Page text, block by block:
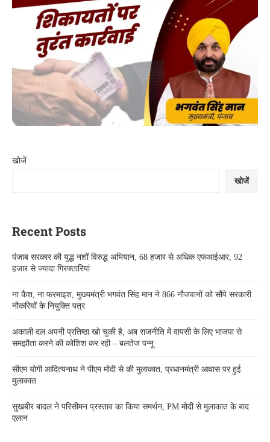
खोजें
खोजें
Recent Posts
पंजाब सरकार की युद्ध नशों विरुद्ध अभियान, 68 हजार से अधिक एफआईआर, 92
हजार से ज्यादा गिरफ्तारियां
ना कैश, ना फरमाइश, मुख्यमंत्री भगवंत सिंह मान ने 866 नौजवानों को सौंपे सरकारी
नौकरियों के नियुक्ति पत्र
अकाली दल अपनी प्रतिष्ठा खो चुकी है, अब राजनीति में वापसी के लिए भाजपा से
समझौता करने की कोशिश कर रही – बलतेज पन्नू
सीएम योगी आदित्यनाथ ने पीएम मोदी से की मुलाकात, प्रधानमंत्री आवास पर हुई
मुलाकात
सुखबीर बादल ने परिसीमन प्रस्ताव का किया समर्थन, PM मोदी से मुलाकात के बाद
एलान